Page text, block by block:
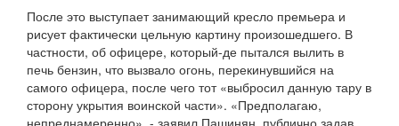
После это выступает занимающий кресло премьера и
рисует фактически цельную картину произошедшего. В
частности, об офицере, который-де пытался вылить в
печь бензин, что вызвало огонь, перекинувшийся на
самого офицера, после чего тот «выбросил данную тару в
сторону укрытия воинской части». «Предполагаю,